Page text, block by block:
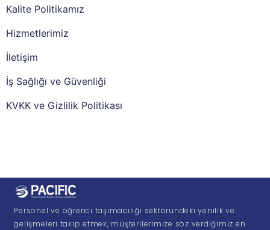
Kalite Politikamız
Hizmetlerimiz
İletişim
İş Sağlığı ve Güvenliği
KVKK ve Gizlilik Politikası
Personel ve öğrenci taşımacılığı sektöründeki yenilik ve
gelişmeleri takip etmek, müşterilerimize söz verdiğimiz en